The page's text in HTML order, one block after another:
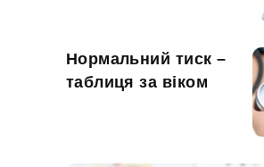
Нормальний тиск –
таблиця за віком